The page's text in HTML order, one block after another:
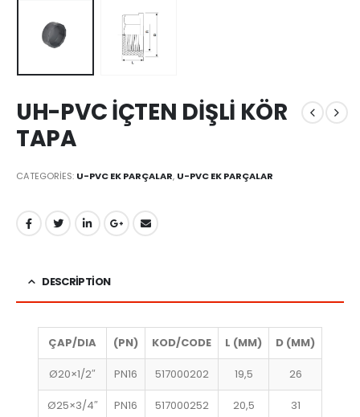
UH-PVC İÇTEN DİŞLİ KÖR
TAPA
CATEGORIES: U-PVC EK PARÇALAR, U-PVC EK PARÇALAR
DESCRIPTION
ÇAP/DIA (PN) KOD/CODE L (MM) D (MM)
Ø20×1/2″ PN16 517000202 19,5 26
Ø25×3/4″ PN16 517000252 20,5 31